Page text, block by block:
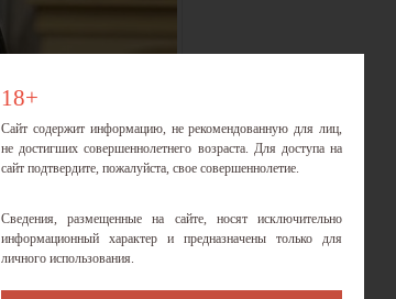
18+
Сайт содержит информацию, не рекомендованную для лиц,
не достигших совершеннолетнего возраста. Для доступа на
сайт подтвердите, пожалуйста, свое совершеннолетие.
Сведения, размещенные на сайте, носят исключительно
информационный характер и предназначены только для
личного использования.